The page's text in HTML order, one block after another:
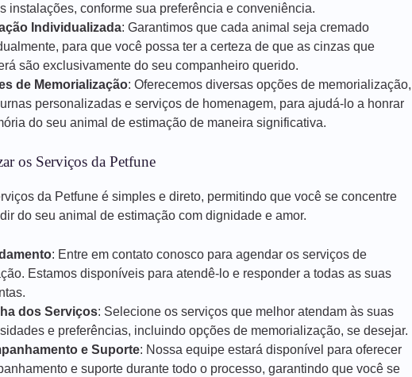
instalações, conforme sua preferência e conveniência.
Individualizada: Garantimos que cada animal seja cremado
para que você possa ter a certeza de que as cinzas que
são exclusivamente do seu companheiro querido.
de Memorialização: Oferecemos diversas opções de memorialização,
personalizadas e serviços de homenagem, para ajudá-lo a honrar
do seu animal de estimação de maneira significativa.
os Serviços da Petfune
da Petfune é simples e direto, permitindo que você se concentre
do seu animal de estimação com dignidade e amor.
: Entre em contato conosco para agendar os serviços de
Estamos disponíveis para atendê-lo e responder a todas as suas
dos Serviços: Selecione os serviços que melhor atendam às suas
e preferências, incluindo opções de memorialização, se desejar.
e Suporte: Nossa equipe estará disponível para oferecer
e suporte durante todo o processo, garantindo que você se